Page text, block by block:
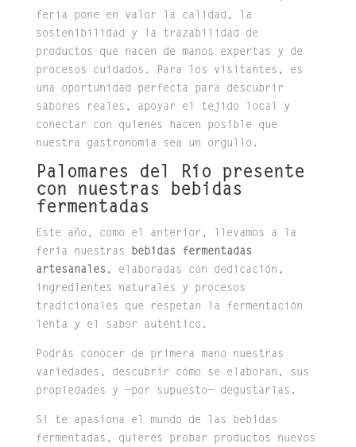
feria pone en valor la calidad, la
sostenibilidad y la trazabilidad de
productos que nacen de manos expertas y de
procesos cuidados. Para los visitantes, es
una oportunidad perfecta para descubrir
sabores reales, apoyar el tejido local y
conectar con quienes hacen posible que
nuestra gastronomía sea un orgullo.
Palomares del Río presente
con nuestras bebidas
fermentadas
Este año, como el anterior, llevamos a la
feria nuestras bebidas fermentadas
artesanales , elaboradas con dedicación,
ingredientes naturales y procesos
tradicionales que respetan la fermentación
lenta y el sabor auténtico.
Podrás conocer de primera mano nuestras
variedades, descubrir cómo se elaboran, sus
propiedades y —por supuesto— degustarlas.
Si te apasiona el mundo de las bebidas
fermentadas, quieres probar productos nuevos